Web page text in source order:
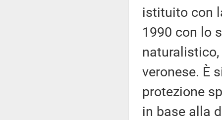
istituito con
1990 con lo
veronese. È
protezione
in base alla